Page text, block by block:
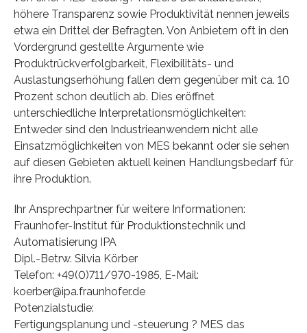
höhere Transparenz sowie Produktivität nennen jeweils
etwa ein Drittel der Befragten. Von Anbietern oft in den
Vordergrund gestellte Argumente wie
Produktrückverfolgbarkeit, Flexibilitäts- und
Auslastungserhöhung fallen dem gegenüber mit ca. 10
Prozent schon deutlich ab. Dies eröffnet
unterschiedliche Interpretationsmöglichkeiten:
Entweder sind den Industrieanwendern nicht alle
Einsatzmöglichkeiten von MES bekannt oder sie sehen
auf diesen Gebieten aktuell keinen Handlungsbedarf für
ihre Produktion.
Ihr Ansprechpartner für weitere Informationen:
Fraunhofer-Institut für Produktionstechnik und
Automatisierung IPA
Dipl.-Betrw. Silvia Körber
Telefon: +49(0)711/970-1985, E-Mail:
koerber@ipa.fraunhofer.de
Potenzialstudie:
Fertigungsplanung und -steuerung ? MES das